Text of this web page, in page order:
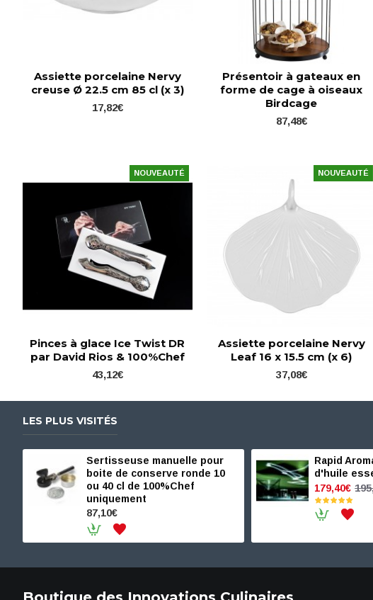
Assiette porcelaine Nervy
creuse Ø 22.5 cm 85 cl (x 3)
17,82€
Présentoir à gateaux en
forme de cage à oiseaux
Birdcage
87,48€
NOUVEAUTÉ
Pinces à glace Ice Twist DR
par David Rios & 100%Chef
43,12€
NOUVEAUTÉ
Assiette porcelaine Nervy
Leaf 16 x 15.5 cm (x 6)
37,08€
LES PLUS VISITÉS
Sertisseuse manuelle pour
boite de conserve ronde 10
ou 40 cl de 100%Chef
uniquement
87,10€
Rapid
d'huile
179,40€